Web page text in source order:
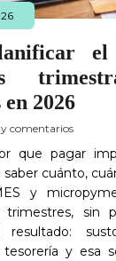
2026
comentarios
que pagar
cuánto,
y
sin
y esa